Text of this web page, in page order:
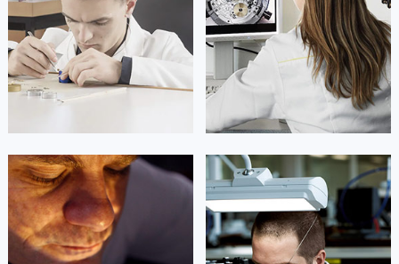
凯罗尔·切尔西
资深君皇技师
是君皇售后服务中心
(君皇保养维修中心)
的高级技师之一
Beijing concord Maintain center
达芙妮·克劳迪娅
资深君皇技师
是君皇售后服务中心
(君皇保养维修中心)
的高级技师之一
Shanghai concord Maintain center